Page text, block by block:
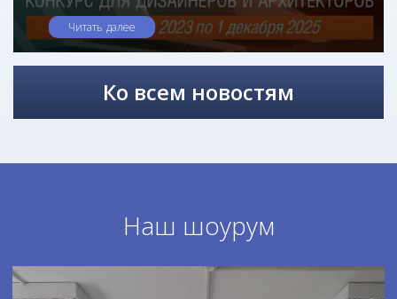
Читать далее
Ко всем новостям
Наш шоурум